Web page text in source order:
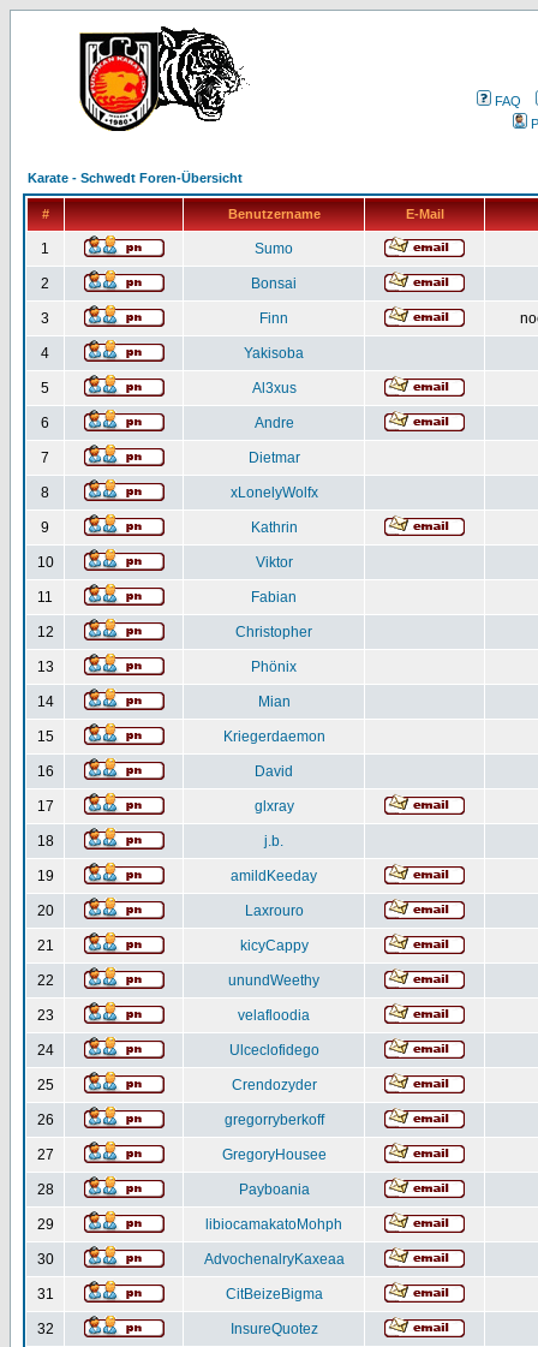
FAQ
Karate - Schwedt Foren-Übersicht
# Benutzername E-Mail
1 Sumo
2 Bonsai
3 Finn
4 Yakisoba
5 Al3xus
6 Andre
7 Dietmar
8 xLonelyWolfx
9 Kathrin
10 Viktor
11 Fabian
12 Christopher
13 Phönix
14 Mian
15 Kriegerdaemon
16 David
17 glxray
18 j.b.
19 amildKeeday
20 Laxrouro
21 kicyCappy
22 unundWeethy
23 velafloodia
24 Ulceclofidego
25 Crendozyder
26 gregorryberkoff
27 GregoryHousee
28 Payboania
29 libiocamakatoMohph
30 AdvochenalryKaxeaa
31 CitBeizeBigma
32 InsureQuotez